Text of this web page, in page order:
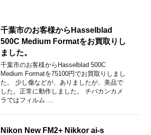
千葉市のお客様からHasselblad
500C Medium Formatをお買取りし
ました。
千葉市のお客様からHasselblad 500C
Medium Formatを75100円でお買取りしまし
た。 少し傷などが、ありましたが、美品で
した。正常に動作しました。 チバカンカメ
ラではフィルム …
Nikon New FM2+ Nikkor ai-s